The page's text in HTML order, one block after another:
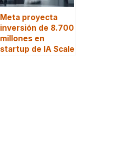
Meta proyecta
inversión de 8.700
millones en
startup de IA Scale